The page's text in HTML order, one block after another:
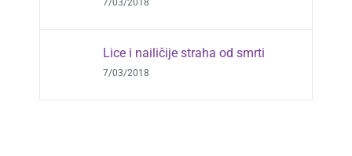
7/03/2018
Lice i nailičije straha od smrti
7/03/2018